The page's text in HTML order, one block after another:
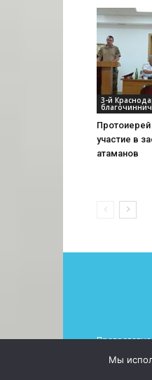
3-й
Протоиерей
участие в
атаманов
При
© 2026 Все
Мы